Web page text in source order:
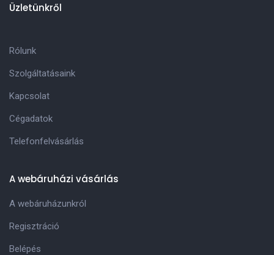
Üzletünkről
Rólunk
Szolgáltatásaink
Kapcsolat
Cégadatok
Telefonfelvásárlás
A webáruházi vásárlás
A webáruházunkról
Regisztráció
Belépés